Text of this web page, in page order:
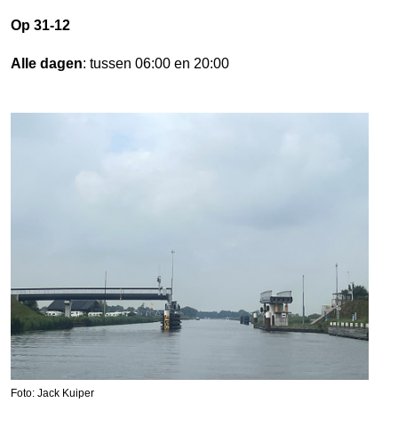
Op 31-12
Alle dagen: tussen 06:00 en 20:00
Foto: Jack Kuiper